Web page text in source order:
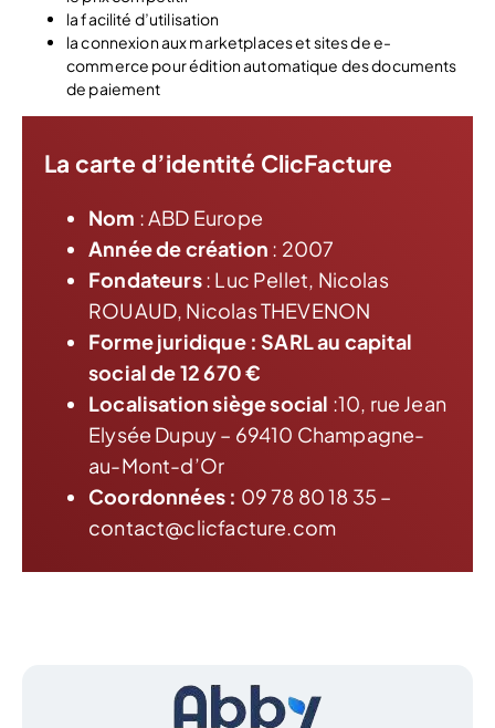
la facilité d’utilisation
la connexion aux marketplaces et sites de e-
commerce pour édition automatique des documents
de paiement
La carte d’identité ClicFacture
Nom : ABD Europe
Année de création : 2007
Fondateurs: Luc Pellet, Nicolas
ROUAUD, Nicolas THEVENON
Forme juridique : SARL au capital
social de 12 670 €
Localisation siège social :10, rue Jean
Elysée Dupuy – 69410 Champagne-
au-Mont-d’Or
Coordonnées : 09 78 80 18 35 –
contact@clicfacture.com